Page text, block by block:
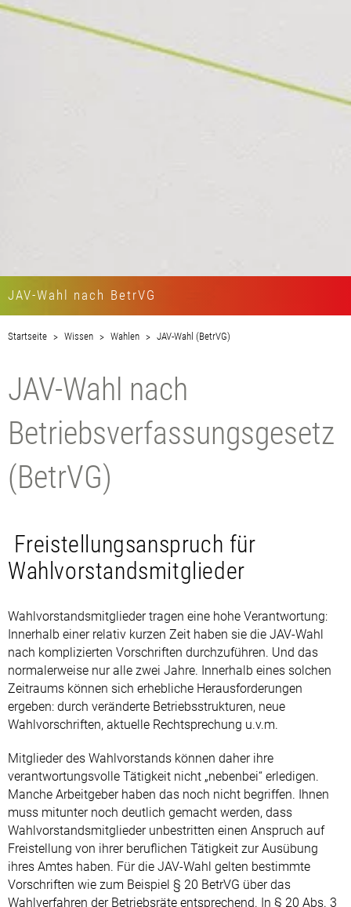
JAV-Wahl nach BetrVG
Startseite Wissen Wahlen JAV-Wahl (BetrVG)
JAV-Wahl nach
Betriebsverfassungsgesetz
(BetrVG)
Freistellungsanspruch für
Wahlvorstandsmitglieder
Wahlvorstandsmitglieder tragen eine hohe Verantwortung:
Innerhalb einer relativ kurzen Zeit haben sie die JAV-Wahl
nach komplizierten Vorschriften durchzuführen. Und das
normalerweise nur alle zwei Jahre. Innerhalb eines solchen
Zeitraums können sich erhebliche Herausforderungen
ergeben: durch veränderte Betriebsstrukturen, neue
Wahlvorschriften, aktuelle Rechtsprechung u.v.m.
Mitglieder des Wahlvorstands können daher ihre
verantwortungsvolle Tätigkeit nicht „nebenbei“ erledigen.
Manche Arbeitgeber haben das noch nicht begriffen. Ihnen
muss mitunter noch deutlich gemacht werden, dass
Wahlvorstandsmitglieder unbestritten einen Anspruch auf
Freistellung von ihrer beruflichen Tätigkeit zur Ausübung
ihres Amtes haben. Für die JAV-Wahl gelten bestimmte
Vorschriften wie zum Beispiel § 20 BetrVG über das
Wahlverfahren der Betriebsräte entsprechend. In § 20 Abs. 3